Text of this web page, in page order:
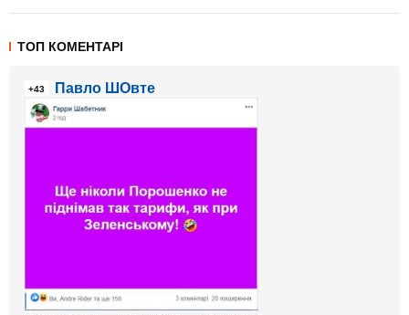
ТОП КОМЕНТАРІ
+43 Павло ШОвте